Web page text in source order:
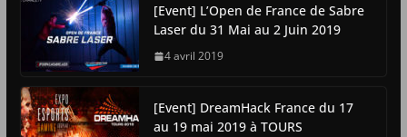
[Event] L’Open de France de Sabre
Laser du 31 Mai au 2 Juin 2019
4 avril 2019
[Event] DreamHack France du 17
au 19 mai 2019 à TOURS